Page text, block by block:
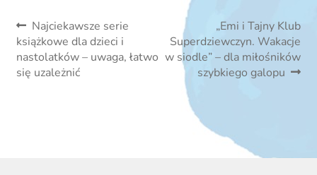
Nawigacja
wpisu
Poprzedni
wpis:
Najciekawsze serie
książkowe dla dzieci i
nastolatków – uwaga, łatwo
się uzależnić
Następny
wpis:
„Emi i Tajny Klub
Superdziewczyn. Wakacje
w siodle” – dla miłośników
szybkiego galopu